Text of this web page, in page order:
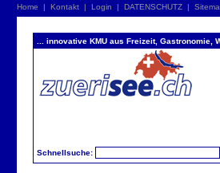
Home | Kontakt | Login | DATENSCHUTZ |
... innovative KMU aus Freizeit,
Schnellsuche: